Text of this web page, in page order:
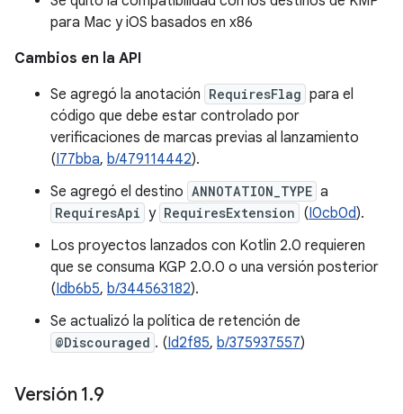
para Mac y iOS basados en x86
Cambios en la API
Se agregó la anotación RequiresFlag para el
código que debe estar controlado por
verificaciones de marcas previas al lanzamiento
(I77bba, b/479114442).
Se agregó el destino ANNOTATION_TYPE a
RequiresApi y RequiresExtension (I0cb0d).
Los proyectos lanzados con Kotlin 2.0 requieren
que se consuma KGP 2.0.0 o una versión posterior
(Idb6b5, b/344563182).
Se actualizó la política de retención de
@Discouraged . (Id2f85, b/375937557)
Versión 1.9